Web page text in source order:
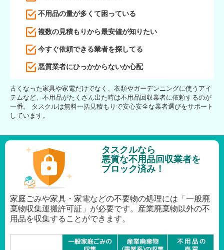
不用品の量が多くて困っている
複数の見積もりから最安値が知りたい
今すぐ依頼できる業者を探してる
悪質業者にひっかからないか心配
古くなった家具や家電だけでなく、衣類やガーデンニングに使うアイ
テムなど、不用品がたくさん出た時は不用品回収業者に依頼するのが
一番。 タスクルは無料一括見積もりで安心安全な業者選びをサポート
しています。
タスクルなら
悪質な不用品回収業者を
ブロック済み！
家庭ごみや家具・家電などの不要物の処理には「一般廃
棄物収集運搬許可証」が必要です。産業廃棄物以外の不
用品を収集することができます。